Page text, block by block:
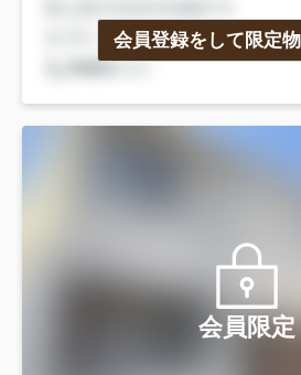
会員登録をして限定
会員限定